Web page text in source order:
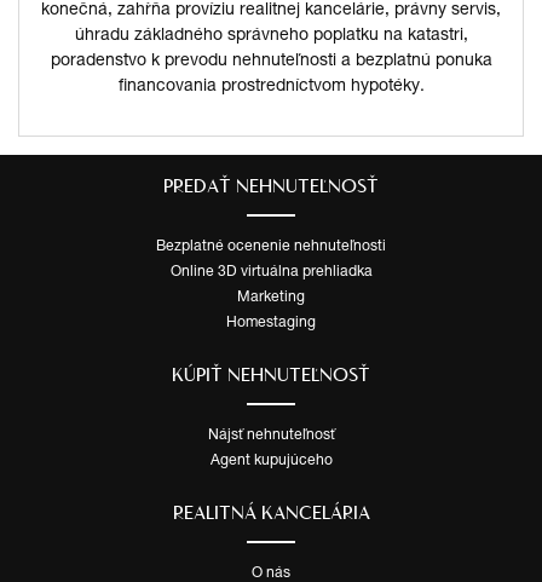
konečná, zahŕňa províziu realitnej kancelárie, právny servis,
úhradu základného správneho poplatku na katastri,
poradenstvo k prevodu nehnuteľnosti a bezplatnú ponuka
financovania prostredníctvom hypotéky.
PREDAŤ NEHNUTEĽNOSŤ
Bezplatné ocenenie nehnuteľnosti
Online 3D virtuálna prehliadka
Marketing
Homestaging
KÚPIŤ NEHNUTEĽNOSŤ
Nájsť nehnuteľnosť
Agent kupujúceho
REALITNÁ KANCELÁRIA
O nás